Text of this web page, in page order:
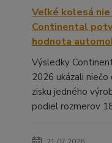
Veľké kolesá nie
Continental
hodnota
Výsledky
2026 ukázali
zisku jedného
podiel rozmerov